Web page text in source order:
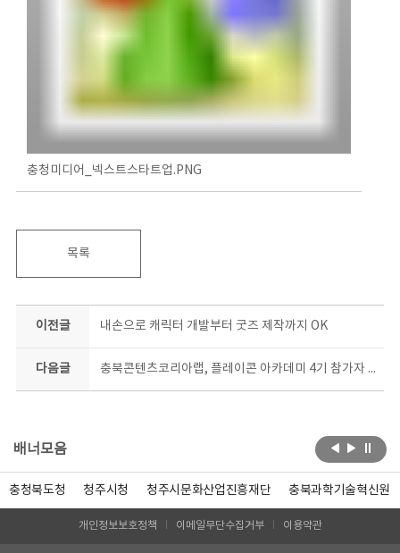
충청미디어_넥스트스타트업.PNG
목록
이전글 내손으로 캐릭터 개발부터 굿즈 제작까지 OK
다음글 충북콘텐츠코리아랩, 플레이콘 아카데미 4기 참가자 모집
배너모음
충청북도청 청주시청 청주시문화산업진흥재단 충북과학기술혁신원
개인정보보호정책 이메일무단수집거부 이용약관